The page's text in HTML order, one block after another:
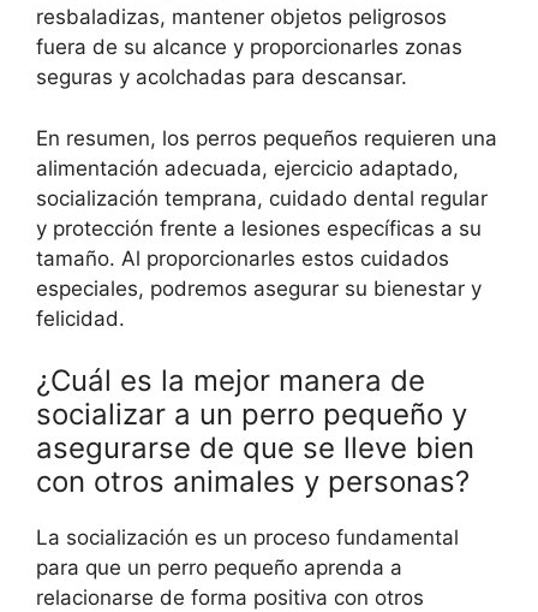
resbaladizas, mantener objetos peligrosos
fuera de su alcance y proporcionarles zonas
seguras y acolchadas para descansar.
En resumen, los perros pequeños requieren una
alimentación adecuada, ejercicio adaptado,
socialización temprana, cuidado dental regular
y protección frente a lesiones específicas a su
tamaño. Al proporcionarles estos cuidados
especiales, podremos asegurar su bienestar y
felicidad.
¿Cuál es la mejor manera de
socializar a un perro pequeño y
asegurarse de que se lleve bien
con otros animales y personas?
La socialización es un proceso fundamental
para que un perro pequeño aprenda a
relacionarse de forma positiva con otros